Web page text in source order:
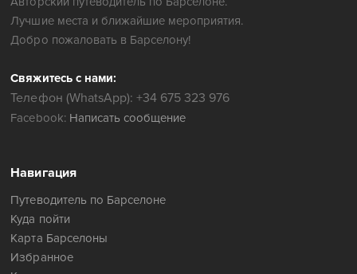
Лучшие места и ближайшие мероприятия.
Добро пожаловать в Барселону!
Свяжитесь с нами:
Телефон (WhatsApp): +34 675 323 976
Facebook: Написать сообщение
Навигация
Путеводитель по Барселоне
Куда пойти
Карта Барселоны
Избранное